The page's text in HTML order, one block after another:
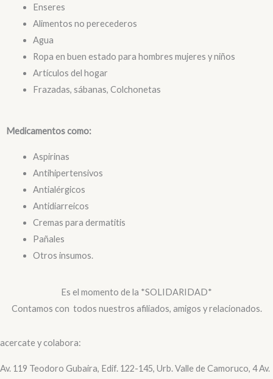
Enseres
Alimentos no perecederos
Agua
Ropa en buen estado para hombres mujeres y niños
Artículos del hogar
Frazadas, sábanas, Colchonetas
Medicamentos como:
Aspirinas
Antihipertensivos
Antialérgicos
Antidiarreicos
Cremas para dermatitis
Pañales
Otros insumos.
Es el momento de la *SOLIDARIDAD*
Contamos con todos nuestros afiliados, amigos y relacionados.
acercate y colabora:
Av. 119 Teodoro Gubaira, Edif. 122-145, Urb. Valle deCamoruco, 4 Av.